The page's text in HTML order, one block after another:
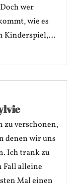
wer
wie es
Kinderspiel,...
zu verschonen,
denen wir uns
Ich trank zu
Fall alleine
Mal einen